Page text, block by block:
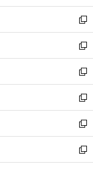
開
く
ウ
で
開
く
ン
ド
ウ
で
開
く
新
し
い
ウ
ィ
ン
ド
ウ
で
開
く
新
し
い
ウ
ィ
ン
ド
ウ
で
開
新
し
い
ウ
ィ
ン
ド
ウ
新
し
い
ウ
ィ
ン
新
し
い
ウ
新
し